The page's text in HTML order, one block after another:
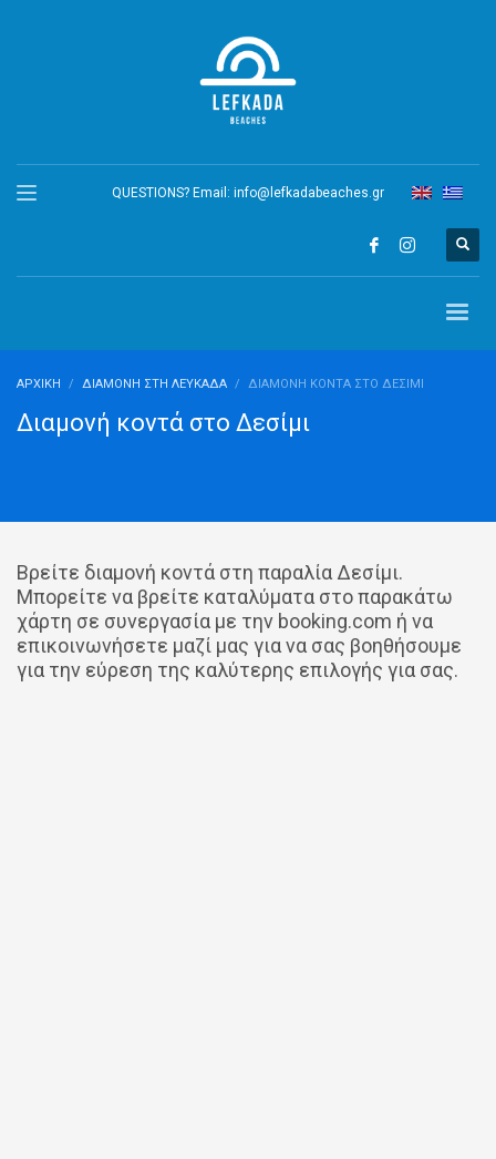
QUESTIONS? Email: info@lefkadabeaches.gr
ΑΡΧΙΚΉ ΔΙΑΜΟΝΉ ΣΤΗ ΛΕΥΚΆΔΑ ΔΙΑΜΟΝΉ ΚΟΝΤΆ ΣΤΟ ΔΕΣΊΜΙ
Διαμονή κοντά στο Δεσίμι
Βρείτε διαμονή κοντά στη παραλία Δεσίμι.
Μπορείτε να βρείτε καταλύματα στο παρακάτω
χάρτη σε συνεργασία με την booking.com ή να
επικοινωνήσετε μαζί μας για να σας βοηθήσουμε
για την εύρεση της καλύτερης επιλογής για σας.